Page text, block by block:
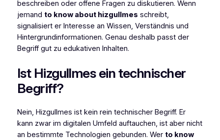
beschreiben oder offene Fragen zu diskutieren. Wenn
jemand to know about hizgullmes schreibt,
signalisiert er Interesse an Wissen, Verständnis und
Hintergrundinformationen. Genau deshalb passt der
Begriff gut zu edukativen Inhalten.
Ist Hizgullmes ein technischer
Begriff?
Nein, Hizgullmes ist kein rein technischer Begriff. Er
kann zwar im digitalen Umfeld auftauchen, ist aber nicht
an bestimmte Technologien gebunden. Wer to know